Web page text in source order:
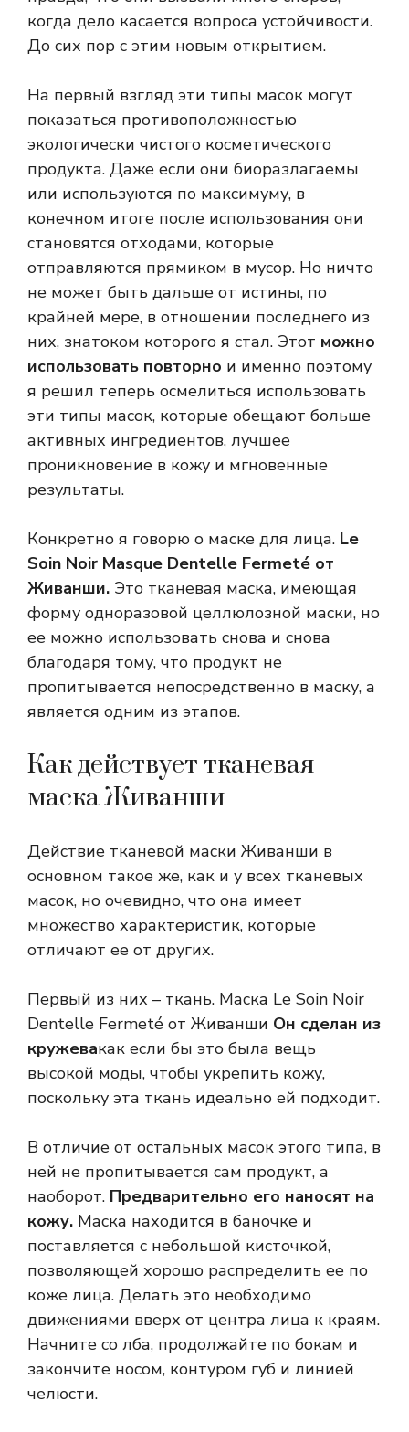
когда дело касается вопроса устойчивости.
До сих пор с этим новым открытием.
На первый взгляд эти типы масок могут
показаться противоположностью
экологически чистого косметического
продукта. Даже если они биоразлагаемы
или используются по максимуму, в
конечном итоге после использования они
становятся отходами, которые
отправляются прямиком в мусор. Но ничто
не может быть дальше от истины, по
крайней мере, в отношении последнего из
них, знатоком которого я стал. Этот можно
использовать повторно и именно поэтому
я решил теперь осмелиться использовать
эти типы масок, которые обещают больше
активных ингредиентов, лучшее
проникновение в кожу и мгновенные
результаты.
Конкретно я говорю о маске для лица. Le
Soin Noir Masque Dentelle Fermeté от
Живанши. Это тканевая маска, имеющая
форму одноразовой целлюлозной маски, но
ее можно использовать снова и снова
благодаря тому, что продукт не
пропитывается непосредственно в маску, а
является одним из этапов.
Как действует тканевая
маска Живанши
Действие тканевой маски Живанши в
основном такое же, как и у всех тканевых
масок, но очевидно, что она имеет
множество характеристик, которые
отличают ее от других.
Первый из них – ткань. Маска Le Soin Noir
Dentelle Fermeté от Живанши Он сделан из
кружевакак если бы это была вещь
высокой моды, чтобы укрепить кожу,
поскольку эта ткань идеально ей подходит.
В отличие от остальных масок этого типа, в
ней не пропитывается сам продукт, а
наоборот. Предварительно его наносят на
кожу. Маска находится в баночке и
поставляется с небольшой кисточкой,
позволяющей хорошо распределить ее по
коже лица. Делать это необходимо
движениями вверх от центра лица к краям.
Начните со лба, продолжайте по бокам и
закончите носом, контуром губ и линией
челюсти.